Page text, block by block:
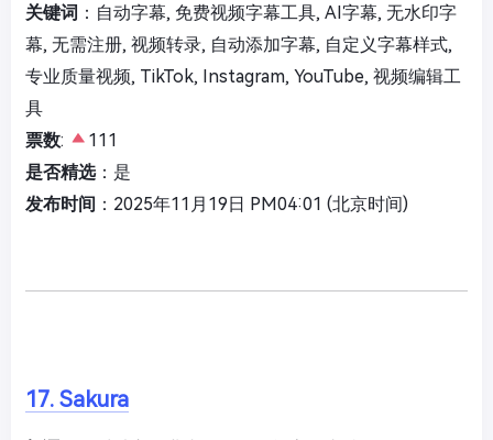
关键词 ：自动字幕, 免费视频字幕工具, AI字幕, 无水印字
幕, 无需注册, 视频转录, 自动添加字幕, 自定义字幕样式,
专业质量视频, TikTok, Instagram, YouTube, 视频编辑工
具
票数:
111
是否精选：是
发布时间 ：2025年11月19日 PM04:01 (北京时间)
17. Sakura